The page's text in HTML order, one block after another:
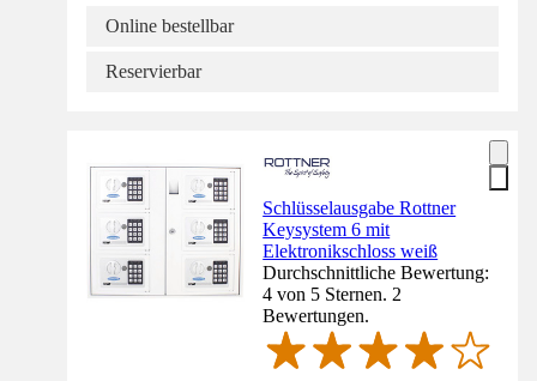
Online bestellbar
Reservierbar
Schlüsselausgabe Rottner
Keysystem 6 mit
Elektronikschloss weiß
Durchschnittliche Bewertung:
4 von 5 Sternen. 2
Bewertungen.